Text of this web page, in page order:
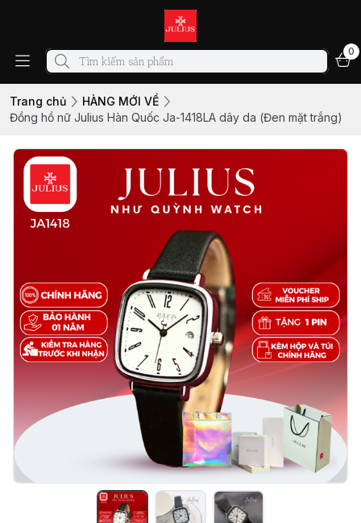
0
Trang chủ
HÀNG MỚI VỀ
Đồng hồ nữ Julius Hàn Quốc Ja-1418LA dây da (Đen mặt trắng)